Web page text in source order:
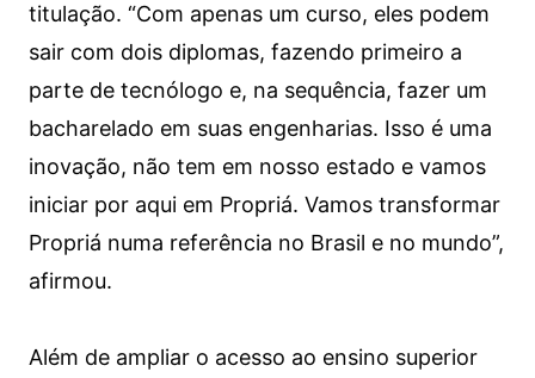
titulação. “Com apenas um curso, eles podem
sair com dois diplomas, fazendo primeiro a
parte de tecnólogo e, na sequência, fazer um
bacharelado em suas engenharias. Isso é uma
inovação, não tem em nosso estado e vamos
iniciar por aqui em Propriá. Vamos transformar
Propriá numa referência no Brasil e no mundo”,
afirmou.
Além de ampliar o acesso ao ensino superior